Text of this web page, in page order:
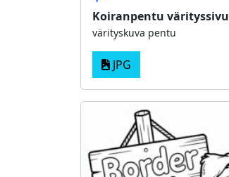
Koiranpentu värityssivu
värityskuva pentu
JPG